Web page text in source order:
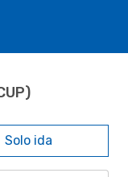
Solo ida